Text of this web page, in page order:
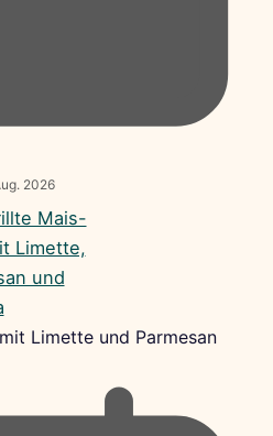
2026
Limette und Parmesan